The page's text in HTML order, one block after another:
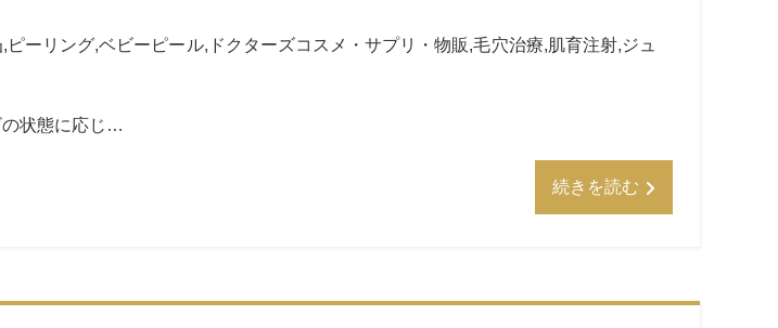
, ピーリング,ベビーピール, ドクターズコスメ・サプリ・物販,毛穴治療, 肌育注射,ジュ
の状態に応じ…
続きを読む